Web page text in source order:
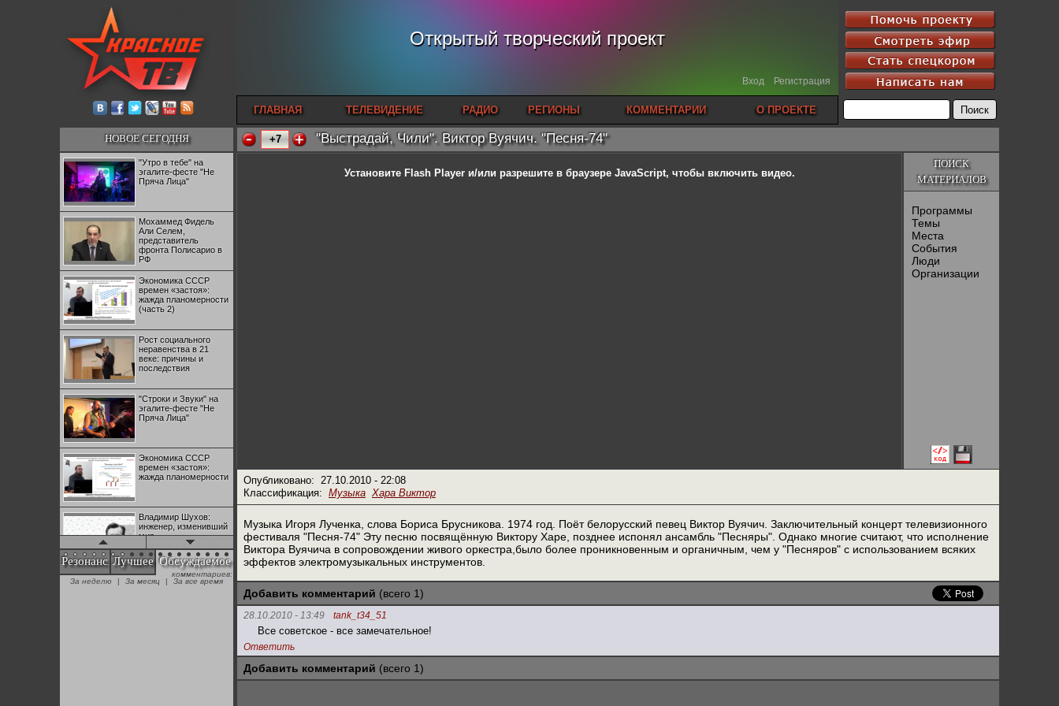
Открытый творческий проект
Вход Регистрация
ГЛАВНАЯ ТЕЛЕВИДЕНИЕ РАДИО РЕГИОНЫ КОММЕНТАРИИ О ПРОЕКТЕ
НОВОЕ СЕГОДНЯ
"Утро в тебе" на
эгалите-фесте "Не
Пряча Лица"
Мохаммед Фидель
Али Селем,
представитель
фронта Полисарио в
РФ
Экономика СССР
времен «застоя»:
жажда планомерности
(часть 2)
Рост социального
неравенства в 21
веке: причины и
последствия
"Строки и Звуки" на
эгалите-фесте "Не
Пряча Лица"
Экономика СССР
времен «застоя»:
жажда планомерности
Владимир Шухов:
инженер, изменивший
мир
"Аркадий Коц" на
эгалите-фесте "Не
Резонанс Лучшее Обсуждаемое
комментариев:
За неделю
| За месяц | За все время
+7 "Выстрадай, Чили". Виктор Вуячич. "Песня-74"
ПОИСК
МАТЕРИАЛОВ
Программы
Темы
Места
События
Люди
Организации
Установите Flash Playerи/или разрешите в браузере JavaScript, чтобы включить видео.
Опубликовано: 27.10.2010 - 22:08
Классификация: Музыка Хара Виктор
Музыка Игоря Лученка, слова Бориса Брусникова. 1974 год. Поёт белорусский певец Виктор Вуячич. Заключительный концерт телевизионного
фестиваля "Песня-74" Эту песню посвящённую Виктору Харе, позднее испонял ансамбль "Песняры". Однако многие считают, что исполнение
Виктора Вуячича в сопровождении живого оркестра,было более проникновенным и органичным, чем у "Песняров" с использованием всяких
эффектов электромузыкальных инструментов.
Добавить комментарий (всего 1)
28.10.2010 - 13:49 tank_t34_51
Все советское - все замечательное!
Ответить
Добавить комментарий (всего 1)